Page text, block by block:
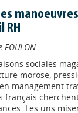
RH
FOULON
sociales
morose,
management
français
Les uns